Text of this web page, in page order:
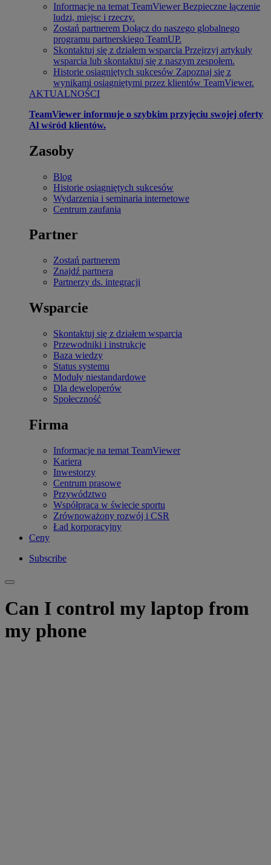
Informacje na temat TeamViewer Bezpieczne łączenie
ludzi, miejsc i rzeczy.
Zostań partnerem Dołącz do naszego globalnego
programu partnerskiego TeamUP.
Skontaktuj się z działem wsparcia Przejrzyj artykuły
wsparcia lub skontaktuj się z naszym zespołem.
Historie osiągniętych sukcesów Zapoznaj się z
wynikami osiągniętymi przez klientów TeamViewer.
AKTUALNOŚCI
TeamViewer informuje o szybkim przyjęciu swojej oferty
Al wśród klientów.
Zasoby
Blog
Historie osiągniętych sukcesów
Wydarzenia i seminaria internetowe
Centrum zaufania
Partner
Zostań partnerem
Znajdź partnera
Partnerzy ds. integracji
Wsparcie
Skontaktuj się z działem wsparcia
Przewodniki i instrukcje
Baza wiedzy
Status systemu
Moduły niestandardowe
Dla deweloperów
Społeczność
Firma
Informacje na temat TeamViewer
Kariera
Inwestorzy
Centrum prasowe
Przywództwo
Współpraca w świecie sportu
Zrównoważony rozwój i CSR
Ład korporacyjny
Ceny
Subscribe
Can I control my laptop from
my phone